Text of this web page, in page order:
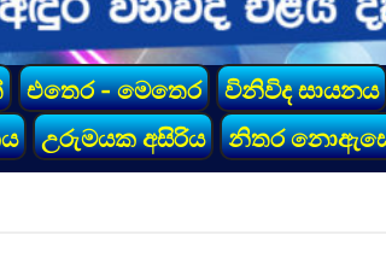
එතෙර - මෙතෙර විනිවිද සායනය
උරුමයක අසිරිය නිතර